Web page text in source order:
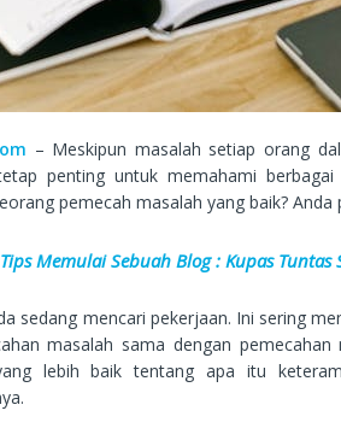
– Meskipun masalah setiap orang
penting untuk memahami
pemecah masalah yang baik?
Tips Memulai Sebuah Blog : Kupas Tuntas
sedang mencari pekerjaan. Ini sering
masalah sama dengan
lebih baik tentang apa itu